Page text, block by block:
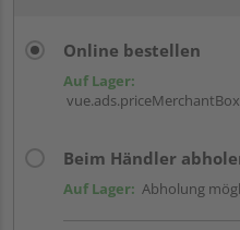
Online bestellen
Auf Lager:
Beim Händler
Auf Lager: Abholung